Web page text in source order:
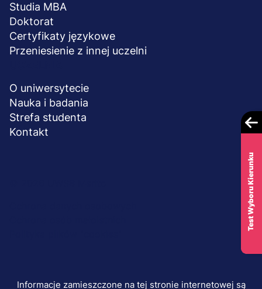
Studia MBA
Doktorat
Certyfikaty językowe
Przeniesienie z innej uczelni
O uniwersytecie
Nauka i badania
Strefa studenta
Kontakt
Informacje zamieszczone na tej stronie internetowej są
Test Wyboru Kierunku